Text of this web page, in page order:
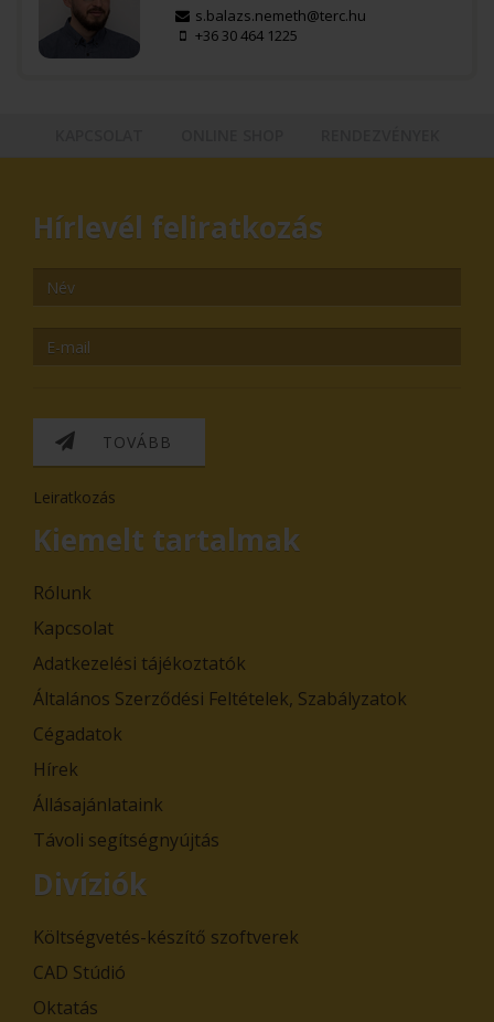
s.balazs.nemeth@terc.hu
+36 30 464 1225
Hírlevél feliratkozás
TOVÁBB
Leiratkozás
Kiemelt tartalmak
Rólunk
Kapcsolat
Adatkezelési tájékoztatók
Általános Szerződési Feltételek, Szabályzatok
Cégadatok
Hírek
Állásajánlataink
Távoli segítségnyújtás
Divíziók
Költségvetés-készítő szoftverek
CAD Stúdió
Oktatás